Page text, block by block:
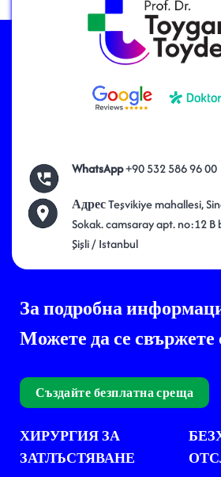
WhatsApp+90 532 586 96 00
АдресTeşvikiye mahallesi,
Sokak. camsaray apt. no:12 B
Şişli / Istanbul
За подробна
Можете да се свържете
Създайте безплатна среща
ХИРУРГИЯ ЗА
ЗАТЛЪСТЯВАНЕ